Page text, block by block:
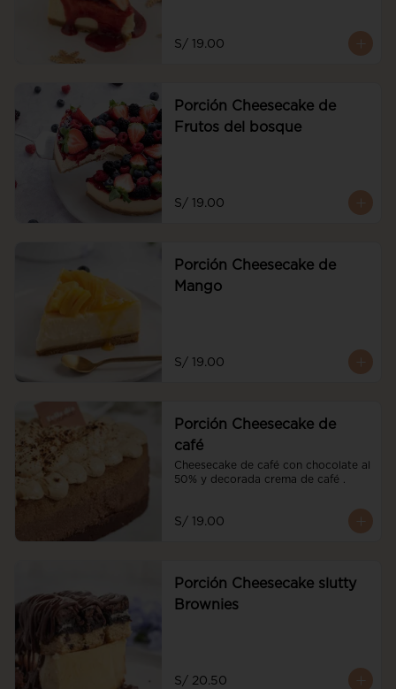
S/ 19.00
Porción Cheesecake de
Frutos del bosque
S/ 19.00
Porción Cheesecake de
Mango
S/ 19.00
Porción Cheesecake de
café
Cheesecake de café con chocolate al
50% y decorada crema de café .
S/ 19.00
Porción Cheesecake slutty
Brownies
S/ 20.50